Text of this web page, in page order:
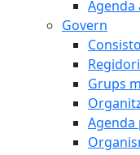
Agenda
Govern
Grups
Agenda